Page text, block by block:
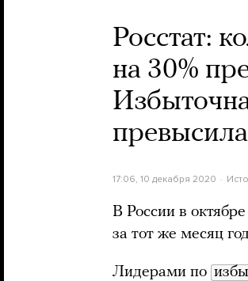
Росстат:
на 30%
17:06, 10 декабря 2020
В России в
за тот же месяц
Лидерами по